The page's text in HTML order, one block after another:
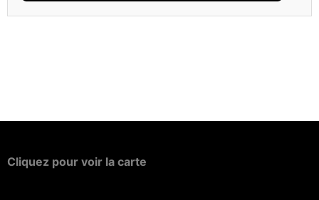
Cliquez pour voir la carte